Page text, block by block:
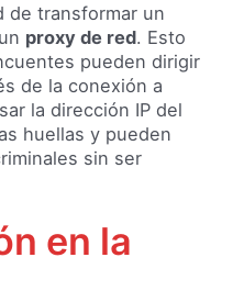
de transformar un
proxy de red. Esto
pueden dirigir
de la conexión a
la dirección IP del
huellas y pueden
sin ser
en la